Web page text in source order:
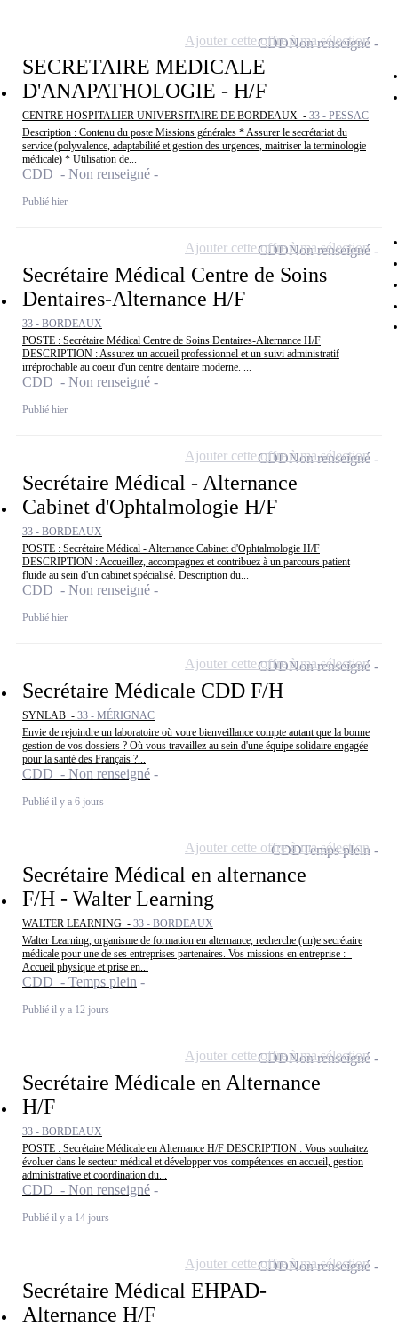
SECRETAIRE MEDICALE
D'ANAPATHOLOGIE - H/F
CENTRE HOSPITALIER UNIVERSITAIRE DE BORDEAUX - 33 - PESSAC
Description : Contenu du poste Missions générales * Assurer le secrétariat du
service (polyvalence, adaptabilité et gestion des urgences, maitriser la terminologie
médicale) * Utilisation de...
CDD - Non renseigné
Publié hier
CDDNon renseigné
Ajouter cette offre à ma sélection
Secrétaire Médical Centre de Soins
Dentaires-Alternance H/F
33 - BORDEAUX
POSTE : Secrétaire Médical Centre de Soins Dentaires-Alternance H/F
DESCRIPTION : Assurez un accueil professionnel et un suivi administratif
irréprochable au coeur d'un centre dentaire moderne. ...
CDD - Non renseigné
Publié hier
CDDNon renseigné
Ajouter cette offre à ma sélection
Secrétaire Médical - Alternance
Cabinet d'Ophtalmologie H/F
33 - BORDEAUX
POSTE : Secrétaire Médical - Alternance Cabinet d'Ophtalmologie H/F
DESCRIPTION : Accueillez, accompagnez et contribuez à un parcours patient
fluide au sein d'un cabinet spécialisé. Description du...
CDD - Non renseigné
Publié hier
CDDNon renseigné
Ajouter cette offre à ma sélection
Secrétaire Médicale CDD F/H
SYNLAB - 33 - MÉRIGNAC
Envie de rejoindre un laboratoire où votre bienveillance compte autant que la bonne
gestion de vos dossiers ? Où vous travaillez au sein d'une équipe solidaire engagée
pour la santé des Français ?...
CDD - Non renseigné
Publié il y a 6 jours
CDDNon renseigné
Ajouter cette offre à ma sélection
Secrétaire Médical en alternance
F/H - Walter Learning
WALTER LEARNING - 33 - BORDEAUX
Walter Learning, organisme de formation en alternance, recherche (un)e secrétaire
médicale pour une de ses entreprises partenaires. Vos missions en entreprise : -
Accueil physique et prise en...
CDD - Temps plein
Publié il y a 12 jours
CDDTemps plein
Ajouter cette offre à ma sélection
Secrétaire Médicale en Alternance
H/F
33 - BORDEAUX
POSTE : Secrétaire Médicale en Alternance H/F DESCRIPTION : Vous souhaitez
évoluer dans le secteur médical et développer vos compétences en accueil, gestion
administrative et coordination du...
CDD - Non renseigné
Publié il y a 14 jours
CDDNon renseigné
Ajouter cette offre à ma sélection
Secrétaire Médical EHPAD-
Alternance H/F
CDDNon renseigné
Ajouter cette offre à ma sélection